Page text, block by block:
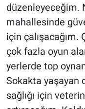
düzenleyeceğim.
mahallesinde
için çalışacağım.
çok fazla oyun
yerlerde top
Sokakta yaşayan
sağlığı için